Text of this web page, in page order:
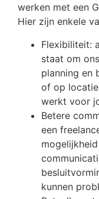
werken met een
Hier zijn enkele
Flexibiliteit:
staat om
planning en
of op
werkt voor
Betere
een
kunnen